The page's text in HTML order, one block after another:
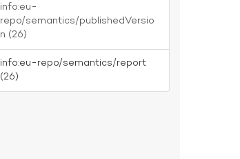
info:eu-
repo/semantics/publishedVersio
n (26)
info:eu-repo/semantics/report
(26)